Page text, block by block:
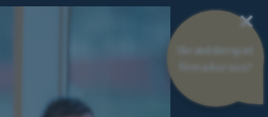
×
Skræddersyet
firmakursus?